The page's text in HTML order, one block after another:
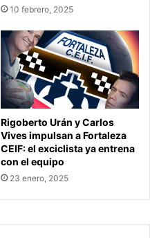
10 febrero, 2025
Rigoberto Urán y Carlos
Vives impulsan a Fortaleza
CEIF: el exciclista ya entrena
con el equipo
23 enero, 2025